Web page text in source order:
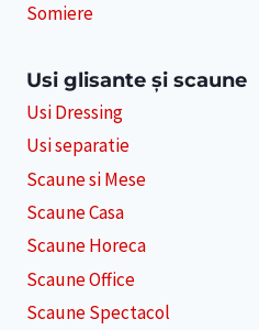
Somiere
Usi glisante și scaune
Usi Dressing
Usi separatie
Scaune si Mese
Scaune Casa
Scaune Horeca
Scaune Office
Scaune Spectacol